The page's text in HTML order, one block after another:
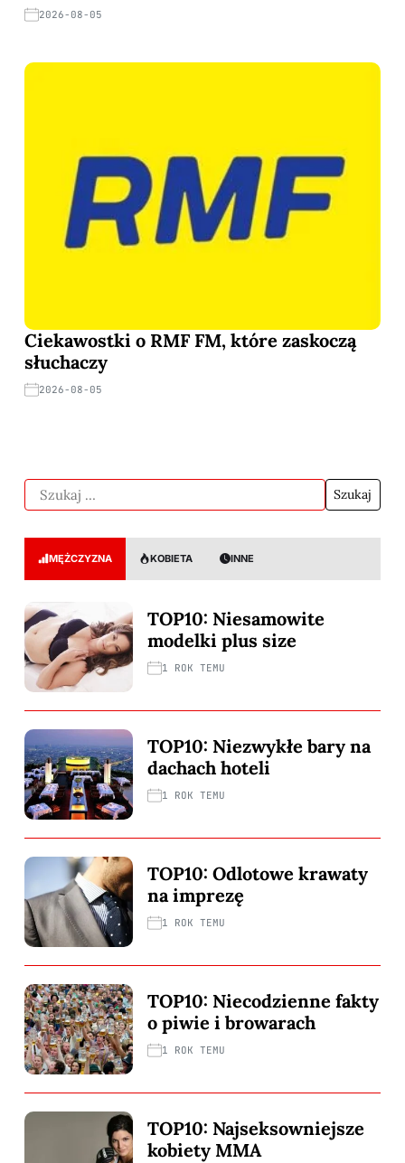
2026-08-05
Ciekawostki o RMF FM, które zaskoczą
słuchaczy
2026-08-05
MĘŻCZYZNA KOBIETA INNE
TOP10: Niesamowite
modelki plus size
1 ROK TEMU
TOP10: Niezwykłe bary na
dachach hoteli
1 ROK TEMU
TOP10: Odlotowe krawaty
na imprezę
1 ROK TEMU
TOP10: Niecodzienne fakty
o piwie i browarach
1 ROK TEMU
TOP10: Najseksowniejsze
kobiety MMA